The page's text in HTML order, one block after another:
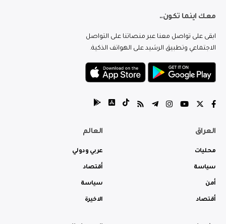
معك اينما تكون..
ابقى على تواصل معنا عبر منصاتنا على التواصل
الاجتماعي وتطبيق الرشيد على الهواتف الذكية.
العراق
محليات
سياسة
أمن
أقتصاد
العالم
عربي ودولي
أقتصاد
سياسة
الاخيرة